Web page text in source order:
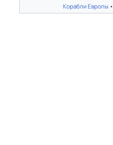
Корабли Европы •